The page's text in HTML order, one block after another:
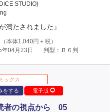
STUDIO)
満たされました』
（本体1,040円＋税）
04月23日
判型：Ｂ６判
ックス
をする
電子版
者の視点から 05